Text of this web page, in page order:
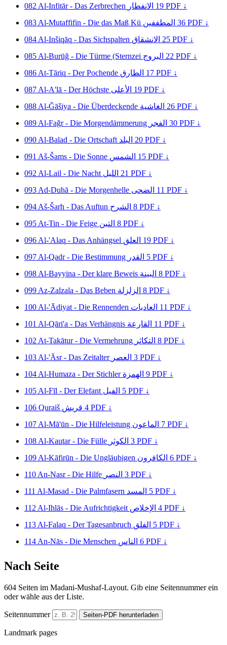
082 Al-Infitār - Das Zerbrechen الانفطار 19 PDF ↓
083 Al-Mutaffifin - Die das Maß Kü المطففين 36 PDF ↓
084 Al-Inšiqāq - Das Sichspalten الانشقاق 25 PDF ↓
085 Al-Burūğ - Die Türme (Sternzei البروج 22 PDF ↓
086 At-Tāriq - Der Pochende الطارق 17 PDF ↓
087 Al-A'lā - Der Höchste الأعلى 19 PDF ↓
088 Al-Ğāšiya - Die Überdeckende الغاشية 26 PDF ↓
089 Al-Fağr - Die Morgendämmerung الفجر 30 PDF ↓
090 Al-Balad - Die Ortschaft البلد 20 PDF ↓
091 Aš-Šams - Die Sonne الشمس 15 PDF ↓
092 Al-Lail - Die Nacht الليل 21 PDF ↓
093 Ad-Duhā - Die Morgenhelle الضحى 11 PDF ↓
094 Aš-Šarh - Das Auftun الشرح 8 PDF ↓
095 At-Tin - Die Feige التين 8 PDF ↓
096 Al-'Alaq - Das Anhängsel العلق 19 PDF ↓
097 Al-Qadr - Die Bestimmung القدر 5 PDF ↓
098 Al-Bayyina - Der klare Beweis البينة 8 PDF ↓
099 Az-Zalzala - Das Beben الزلزلة 8 PDF ↓
100 Al-'Ādiyat - Die Rennenden العاديات 11 PDF ↓
101 Al-Qāri'a - Das Verhängnis القارعة 11 PDF ↓
102 At-Takātur - Die Vermehrung التكاثر 8 PDF ↓
103 Al-'Āsr - Das Zeitalter العصر 3 PDF ↓
104 Al-Humaza - Der Stichler الهمزة 9 PDF ↓
105 Al-Fīl - Der Elefant الفيل 5 PDF ↓
106 Quraiš قريش 4 PDF ↓
107 Al-Mā'ūn - Die Hilfeleistung الماعون 7 PDF ↓
108 Al-Kautar - Die Fülle الكوثر 3 PDF ↓
109 Al-Kāfirūn - Die Ungläubigen الكافرون 6 PDF ↓
110 An-Nasr - Die Hilfe النصر 3 PDF ↓
111 Al-Masad - Die Palmfasern المسد 5 PDF ↓
112 Al-Ihlās - Die Aufrichtigkeit الإخلاص 4 PDF ↓
113 Al-Falaq - Der Tagesanbruch الفلق 5 PDF ↓
114 An-Nās - Die Menschen الناس 6 PDF ↓
Nach Seite
604 Seiten im Madani-Mushaf-Layout. Gib eine Seitennummer ein
oder wähle aus der Liste.
Seitennummer Seiten-PDF herunterladen
Landmark pages